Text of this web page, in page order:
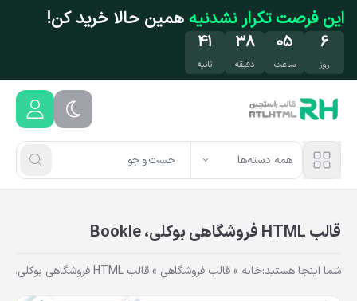
رفتن به محتوای اصلی
این فرصت تکرار نشدنیه همین حالا خرید کن!
۶
روز
۰۵
ساعت
۳۸
دقیقه
۴۰
ثانیه
همه دسته‌ها
قالب‌ HTML فروشگاهی بوکلی، Bookle
شما اینجا هستید:خانه »قالب فروشگاهی »قالب‌ HTML فروشگاهی بوکلی، Bookle